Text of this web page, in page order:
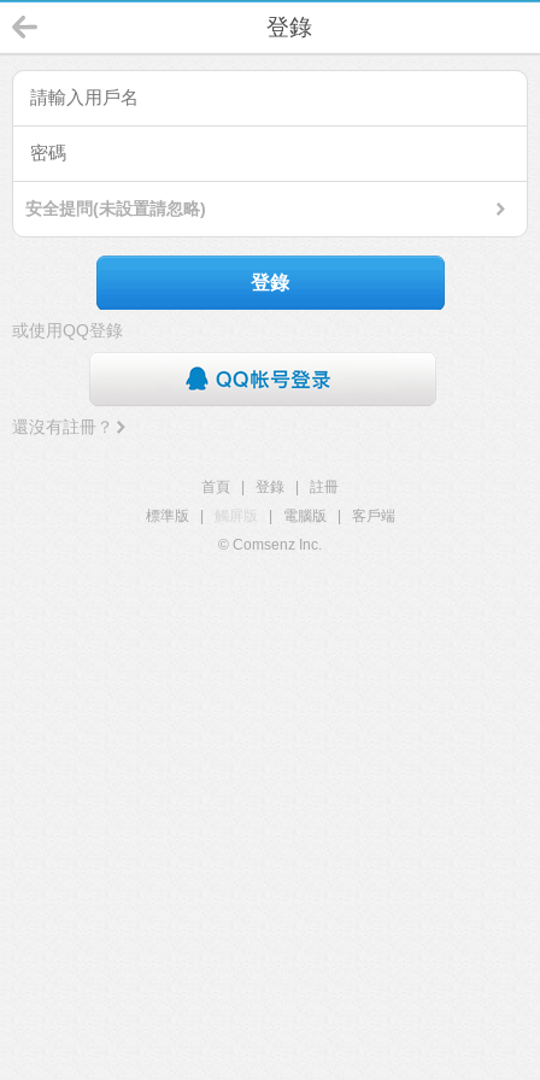
登錄
安全提問(未設置請忽略)
登錄
或使用QQ登錄
還沒有註冊？
首頁 登錄
註冊
標準版
觸屏版 電腦版
客戶端
© Comsenz Inc.